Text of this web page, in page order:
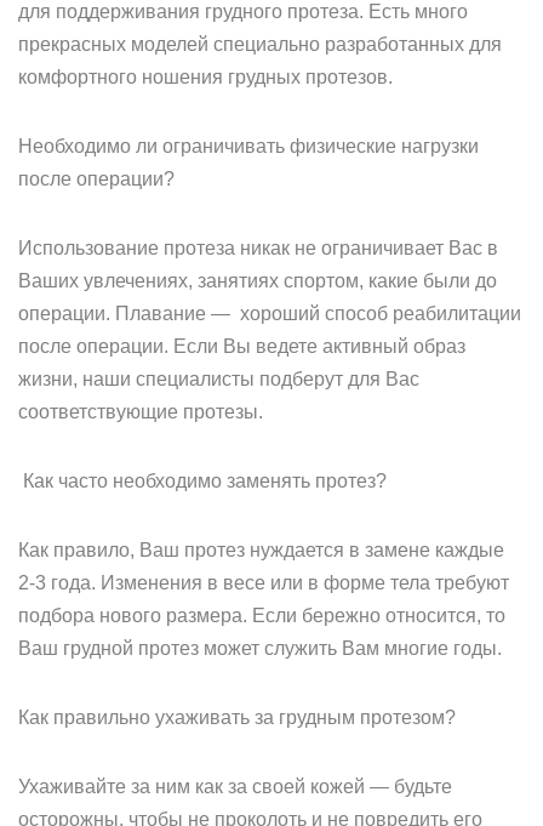
для поддерживания грудного протеза. Есть много
прекрасных моделей специально разработанных для
комфортного ношения грудных протезов.
Необходимо ли ограничивать физические нагрузки
после операции?
Использование протеза никак не ограничивает Вас в
Ваших увлечениях, занятиях спортом, какие были до
операции. Плавание — хороший способ реабилитации
после операции. Если Вы ведете активный образ
жизни, наши специалисты подберут для Вас
соответствующие протезы.
Как часто необходимо заменять протез?
Как правило, Ваш протез нуждается в замене каждые
2-3 года. Изменения в весе или в форме тела требуют
подбора нового размера. Если бережно относится, то
Ваш грудной протез может служить Вам многие годы.
Как правильно ухаживать за грудным протезом?
Ухаживайте за ним как за своей кожей — будьте
осторожны, чтобы не проколоть и не повредить его